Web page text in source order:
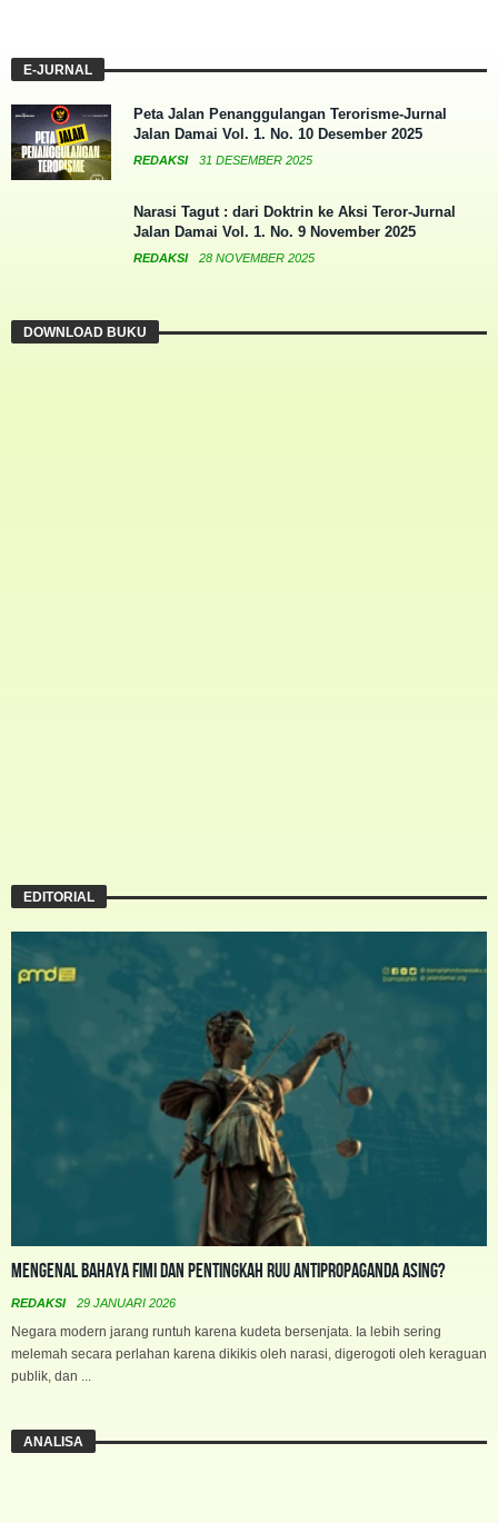
E-JURNAL
Peta Jalan Penanggulangan Terorisme-Jurnal
Jalan Damai Vol. 1. No. 10 Desember 2025
REDAKSI 31 DESEMBER 2025
Narasi Tagut : dari Doktrin ke Aksi Teror-Jurnal
Jalan Damai Vol. 1. No. 9 November 2025
REDAKSI 28 NOVEMBER 2025
DOWNLOAD BUKU
EDITORIAL
Mengenal Bahaya FIMI dan Pentingkah RUU Antipropaganda Asing?
REDAKSI 29 JANUARI 2026
Negara modern jarang runtuh karena kudeta bersenjata. Ia lebih sering
melemah secara perlahan karena dikikis oleh narasi, digerogoti oleh keraguan
publik, dan ...
ANALISA